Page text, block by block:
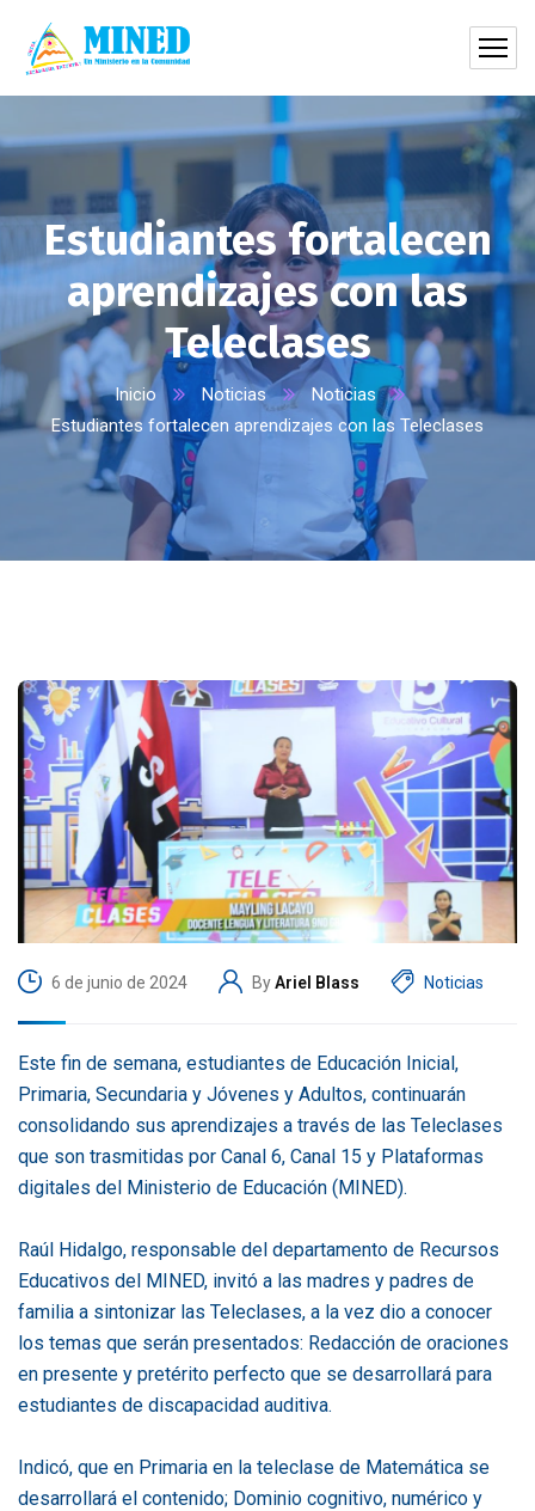
Estudiantes fortalecen
aprendizajes con las
Teleclases
Inicio Noticias
Noticias
Estudiantes fortalecen aprendizajes con las Teleclases
6 de junio de 2024 ByAriel Blass Noticias
Este fin de semana, estudiantes de Educación Inicial,
Primaria, Secundaria y Jóvenes y Adultos, continuarán
consolidando sus aprendizajes a través de las Teleclases
que son trasmitidas por Canal 6, Canal 15 y Plataformas
digitales del Ministerio de Educación (MINED).
Raúl Hidalgo, responsable del departamento de Recursos
Educativos del MINED, invitó a las madres y padres de
familia a sintonizar las Teleclases, a la vez dio a conocer
los temas que serán presentados: Redacción de oraciones
en presente y pretérito perfecto que se desarrollará para
estudiantes de discapacidad auditiva.
Indicó, que en Primaria en la teleclase de Matemática se
desarrollará el contenido; Dominio cognitivo, numérico y